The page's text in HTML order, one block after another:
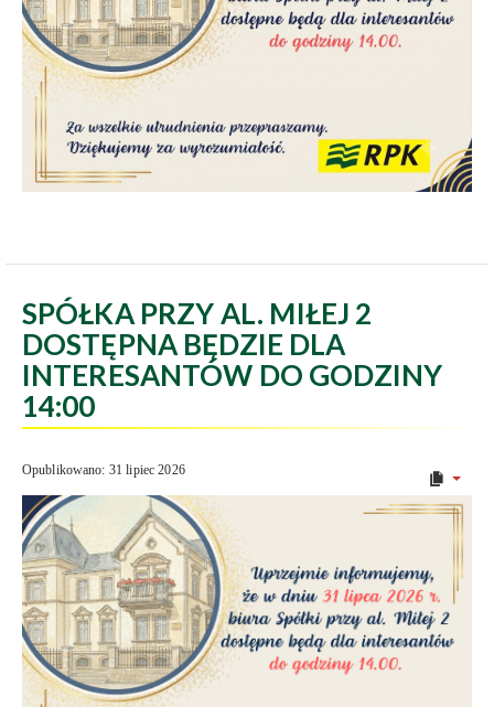
SPÓŁKA PRZY AL. MIŁEJ 2
DOSTĘPNA BĘDZIE DLA
INTERESANTÓW DO GODZINY
14:00
Opublikowano: 31 lipiec 2026